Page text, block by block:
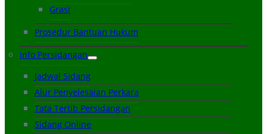
Grasi
Prosedur Bantuan Hukum
Info Persidangan
Jadwal Sidang
Alur Penyelesaian Perkara
Tata Tertib Persidangan
Sidang Online